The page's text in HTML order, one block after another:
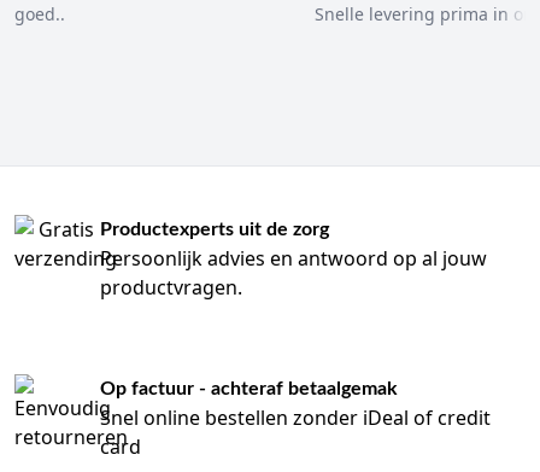
goed.. Snelle levering prima in
Productexperts uit de zorg
Persoonlijk advies en antwoord op al jouw
productvragen.
Op factuur - achteraf betaalgemak
Snel online bestellen zonder iDeal of credit
card